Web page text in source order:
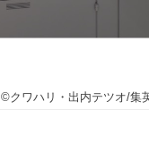
©クワハリ・出内テツオ/集